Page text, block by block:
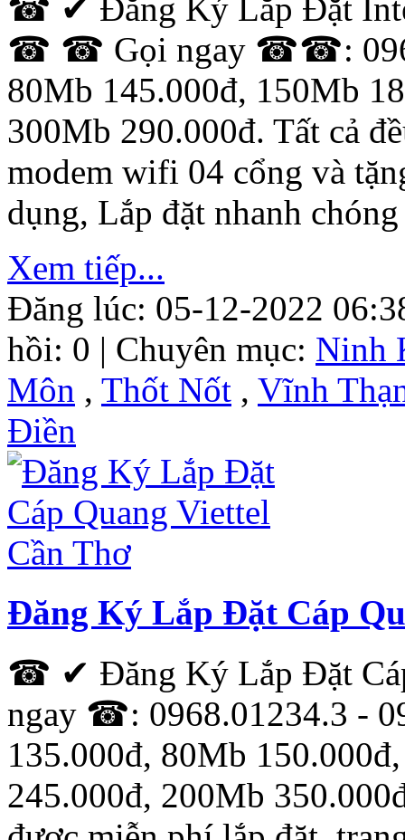
☎ ✔ Đăng Ký Lắp Đặt
☎ ☎ Gọi ngay ☎☎:
80Mb 145.000đ, 150Mb
300Mb 290.000đ. Tất cả
modem wifi 04 cổng và
dụng, Lắp đặt nhanh
Xem tiếp...
Đăng lúc: 05-12-2022
hồi: 0 | Chuyên mục: Ninh
Môn , Thốt Nốt , Vĩnh
Điền
Đăng Ký Lắp Đặt Cáp
☎ ✔ Đăng Ký Lắp Đặt
ngay ☎: 0968.01234.3 -
135.000đ, 80Mb
245.000đ, 200Mb